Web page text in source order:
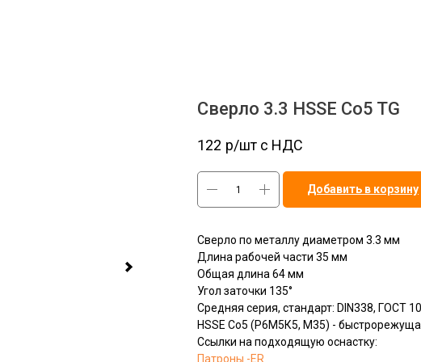
Сверло 3.3 HSSE Co5 TG
122 р/шт c НДС
Добавить в корзину
Сверло по металлу диаметром 3.3 мм
Длина рабочей части 35 мм
Общая длина 64 мм
Угол заточки 135°
Средняя серия, стандарт: DIN338, ГОСТ
HSSЕ Сo5 (Р6М5К5, М35) -
Ссылки на подходящую оснастку:
Патроны -ER__